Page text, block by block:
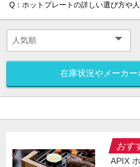
Q：ホットプレートの詳しい選び方や
在庫状況やメーカ
おす
APIX